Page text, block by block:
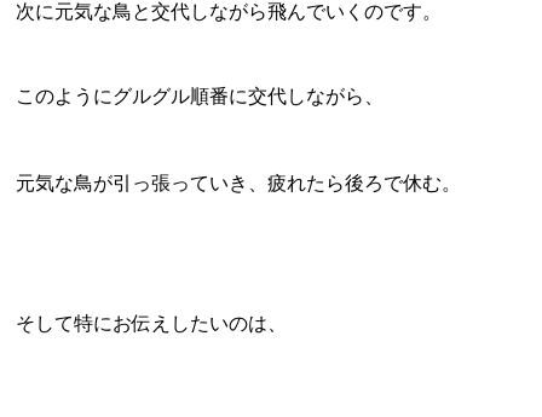
次に元気な鳥と交代しながら飛んでいくのです。
このようにグルグル順番に交代しながら、
元気な鳥が引っ張っていき、疲れたら後ろで休む。
そして特にお伝えしたいのは、